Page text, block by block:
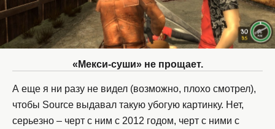
«Мекси-суши» не прощает.
А еще я ни разу не видел (возможно, плохо смотрел),
чтобы Source выдавал такую убогую картинку. Нет,
серьезно – черт с ним с 2012 годом, черт с ними с